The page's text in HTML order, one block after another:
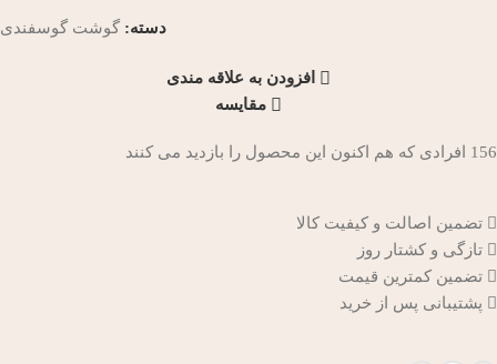
دسته: گوشت گوسفندی
افزودن به علاقه مندی
مقایسه
156 افرادی که هم اکنون این محصول را بازدید می کنند
تضمین اصالت و کیفیت کالا
تازگی و کشتار روز
تضمین کمترین قیمت
پشتیبانی پس از خرید